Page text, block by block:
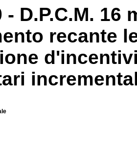
- D.P.C.M. 16
recante